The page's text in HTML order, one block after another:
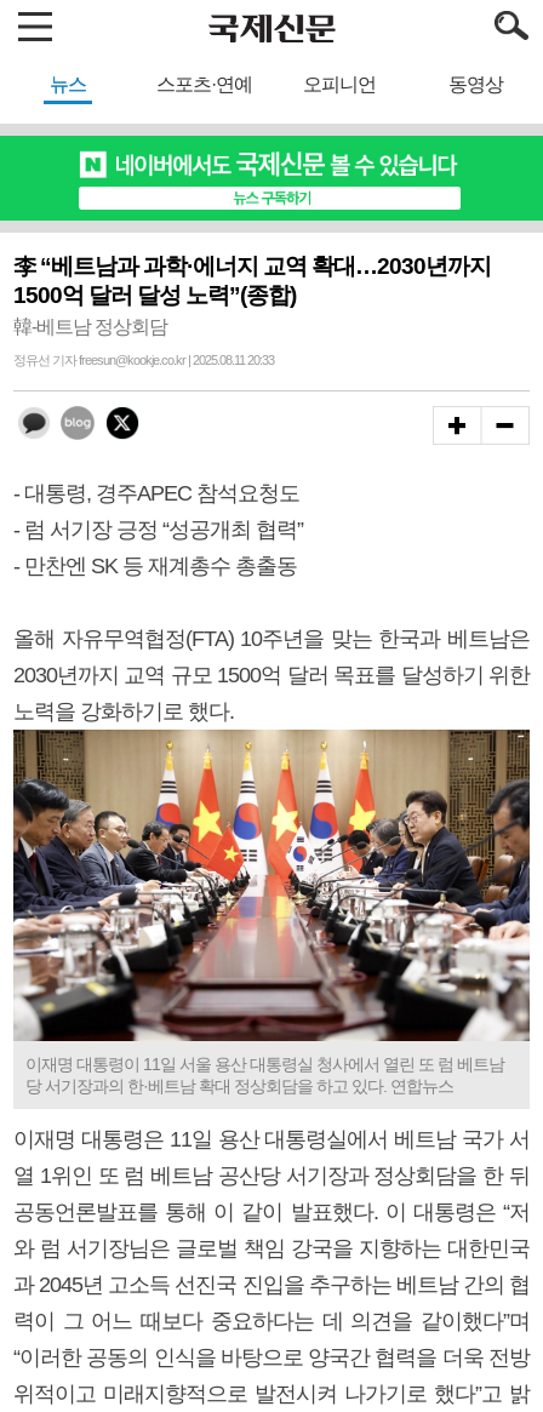
뉴스 스포츠·연예 오피니언 동영상
李 “베트남과 과학·에너지 교역 확대…2030년까지
1500억 달러 달성 노력”(종합)
韓-베트남 정상회담
정유선 기자 freesun@kookje.co.kr | 2025.08.11 20:33
- 대통령, 경주APEC 참석요청도
- 럼 서기장 긍정 “성공개최 협력”
- 만찬엔 SK 등 재계총수 총출동
올해 자유무역협정(FTA) 10주년을 맞는 한국과 베트남은
2030년까지 교역 규모 1500억 달러 목표를 달성하기 위한
노력을 강화하기로 했다.
이재명 대통령이 11일 서울 용산 대통령실 청사에서 열린 또 럼 베트남
당 서기장과의 한·베트남 확대 정상회담을 하고 있다. 연합뉴스
이재명 대통령은 11일 용산 대통령실에서 베트남 국가 서
열 1위인 또 럼 베트남 공산당 서기장과 정상회담을 한 뒤
공동언론발표를 통해 이 같이 발표했다. 이 대통령은 “저
와 럼 서기장님은 글로벌 책임 강국을 지향하는 대한민국
과 2045년 고소득 선진국 진입을 추구하는 베트남 간의 협
력이 그 어느 때보다 중요하다는 데 의견을 같이했다”며
“이러한 공동의 인식을 바탕으로 양국간 협력을 더욱 전방
위적이고 미래지향적으로 발전시켜 나가기로 했다”고 밝